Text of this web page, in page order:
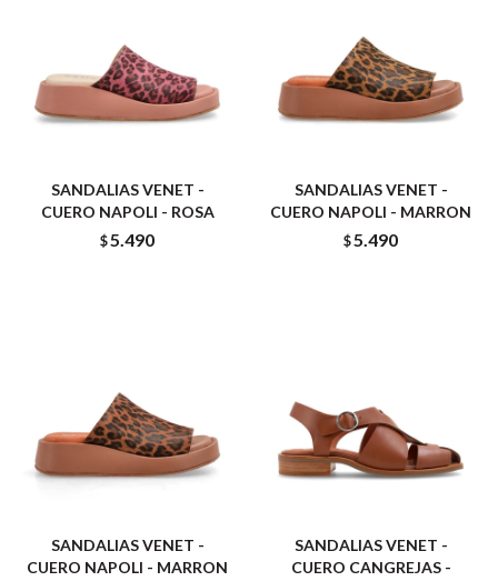
SANDALIAS VENET -
CUERO NAPOLI - ROSA
$5.490
SANDALIAS VENET -
CUERO NAPOLI - MARRON
$5.490
SANDALIAS VENET -
CUERO NAPOLI - MARRON
SANDALIAS VENET -
CUERO CANGREJAS -